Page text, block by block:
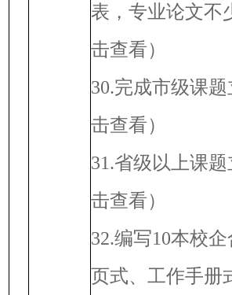
表，专业论文不
击查看）
30.完成市级课
击查看）
31.省级以上课
击查看）
32.编写10本校
页式、工作手册